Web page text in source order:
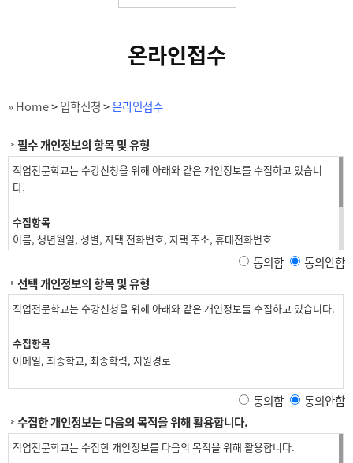
온라인접수
» Home>입학신청>온라인접수
필수 개인정보의 항목 및 유형
직업전문학교는 수강신청을 위해 아래와 같은 개인정보를 수집하고 있습니
다.
수집항목
이름, 생년월일, 성별, 자택 전화번호, 자택 주소, 휴대전화번호
위 수집항목 포함, 사업장명, 사업장 대표자, 업태, 종목, 사업장 전화, 팩스번
호, 사업장 주소, 상시근로자 수, 수강료 환급 계좌정보
개인정보 수집방법
홈페이지(수강신청)
동의함
동의안함
선택 개인정보의 항목 및 유형
직업전문학교는 수강신청을 위해 아래와 같은 개인정보를 수집하고 있습니다.
수집항목
이메일, 최종학교, 최종학력, 지원경로
동의함
동의안함
수집한 개인정보는 다음의 목적을 위해 활용합니다.
직업전문학교는 수집한 개인정보를 다음의 목적을 위해 활용합니다.